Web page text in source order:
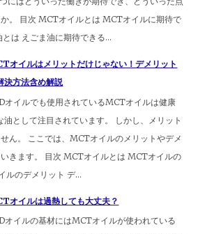
。 目次 MCTオイルとは MCTオイルに期待で
とは えごま油に期待できる...
オイルはメリットだけじゃない！デメリット
決方法含め解説
オイルでも使用されているMCTオイルは健康
油として注目されています。 しかし、メリット
ん。 ここでは、MCTオイルのメリットやデメ
きます。 目次 MCTオイルとは MCTオイルの
ルのデメリット デ...
オイルは過熱しても大丈夫？
オイルの基材にはMCTオイルが使われている